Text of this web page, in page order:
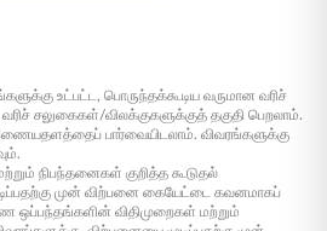
உட்பட்ட, பொருந்தக்கூடிய வருமான வரிச்
சலுகைகள்/விலக்குகளுக்குத் தகுதி பெறலாம்.
பார்வையிடலாம். விவரங்களுக்கு
நிபந்தனைகள் குறித்த கூடுதல்
முன் விற்பனை கையேட்டை கவனமாகப்
ஒப்பந்தங்களின் விதிமுறைகள் மற்றும்